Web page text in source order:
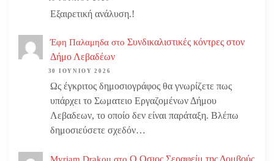
Εξαιρετική ανάλυση.!
Έφη Παλαμηδα στο Συνδικαλιστικές κόντρες στον
Δήμο Λεβαδέων
30 ΙΟΥΝΊΟΥ 2026
Ως έγκριτος δημοσιογράφος θα γνωρίζετε πως
υπάρχει το Σωματειο Εργαζομένων Δήμου
Λεβαδεων, το οποίο δεν είναι παράταξη. Βλέπω
δημοσιεύσετε σχεδόν…
Myriam Drakou στο Ο Οσιος Σεραφείμ της Δομβούς